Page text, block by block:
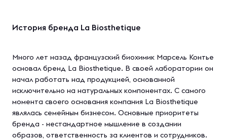
История бренда La Biosthetique
Много лет назад французский биохимик Марсель Контье
основал бренд La Biosthetique. В своей лаборатории он
начал работать над продукцией, основанной
исключительно на натуральных компонентах. С самого
момента своего основания компания La Biosthetique
являлась семейным бизнесом. Основные приоритеты
бренда - нестандартное мышление в создании
образов, ответственность за клиентов и сотрудников.